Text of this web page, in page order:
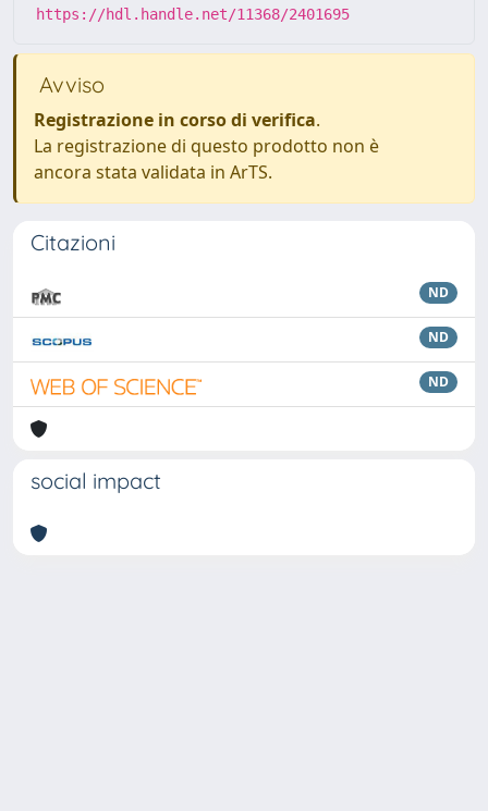
https://hdl.handle.net/11368/2401695
Avviso
Registrazione in corso di verifica.
La registrazione di questo prodotto non è
ancora stata validata in ArTS.
Citazioni
ND
ND
ND
social impact